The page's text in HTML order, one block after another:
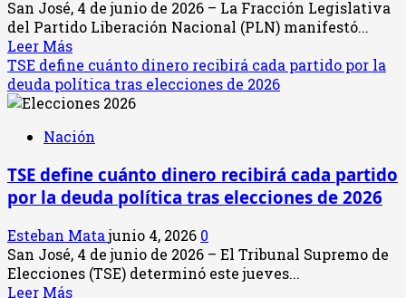
San José, 4 de junio de 2026 – La Fracción Legislativa
del Partido Liberación Nacional (PLN) manifestó...
Leer MásLeer
más
acerca
de
rechaza
al
salario
y
a
la
canasta
TSE define cuánto dinero recibirá cada partido por la
deuda política tras elecciones de 2026
Nación
TSE define cuánto dinero recibirá cada partido
por la deuda política tras elecciones de 2026
Esteban Matajunio 4, 2026 0
San José, 4 de junio de 2026 – El Tribunal Supremo de
Elecciones (TSE) determinó este jueves...
Leer MásLeer